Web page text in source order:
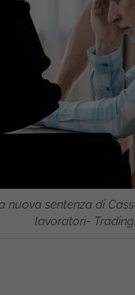
nuova sentenza di
lavoratori-